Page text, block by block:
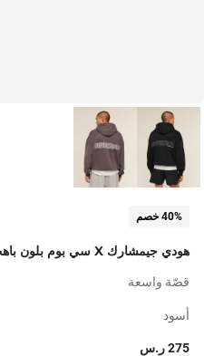
40% خصم
هودي جيمشارك X سي بوم بلون باهت
قصّة واسعة
أسود
275 ر.س